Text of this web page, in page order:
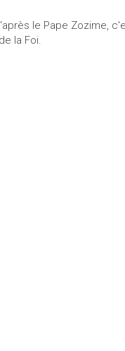
le Pape Zozime,
la Foi.